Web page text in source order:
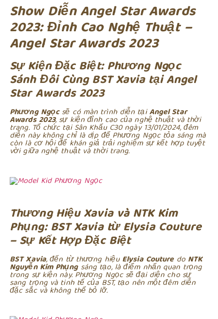
Show Diễn Angel Star Awards
2023: Đỉnh Cao Nghệ Thuật –
Angel Star Awards 2023
Sự Kiện Đặc Biệt: Phương Ngọc
Sánh Đôi Cùng BST Xavia tại Angel
Star Awards 2023
Phương Ngọc sẽ có màn trình diễn tạiAngel Star
Awards 2023, sự kiện đỉnh cao của nghệ thuật và thời
trang. Tổ chức tại Sân Khấu C30 ngày 13/01/2024, đêm
diễn này không chỉ là dịp để Phương Ngọc tỏa sáng mà
còn là cơ hội để khán giả trải nghiệm sự kết hợp tuyệt
vời giữa nghệ thuật và thời trang.
Thương Hiệu Xavia và NTK Kim
Phụng: BST Xavia từ Elysia Couture
– Sự Kết Hợp Đặc Biệt
BST Xavia, đến từ thương hiệuElysia Couturedo NTK
Nguyễn Kim Phụngsáng tạo, là điểm nhấn quan trọng
trong sự kiện này. Phương Ngọc sẽ đại diện cho sự
sang trọng và tinh tế của BST, tạo nên một đêm diễn
đặc sắc và không thể bỏ lỡ.